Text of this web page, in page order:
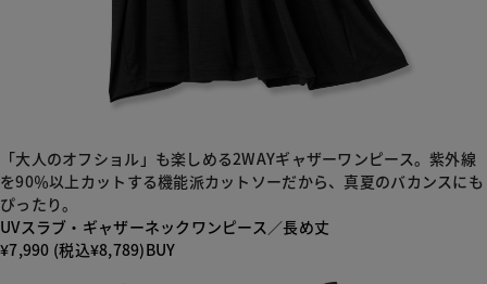
「大人のオフショル」も楽しめる2WAYギャザーワンピース。紫外線
を90％以上カットする機能派カットソーだから、真夏のバカンスにも
ぴったり。
UVスラブ・ギャザーネックワンピース／長め丈
¥7,990 (税込¥8,789)BUY